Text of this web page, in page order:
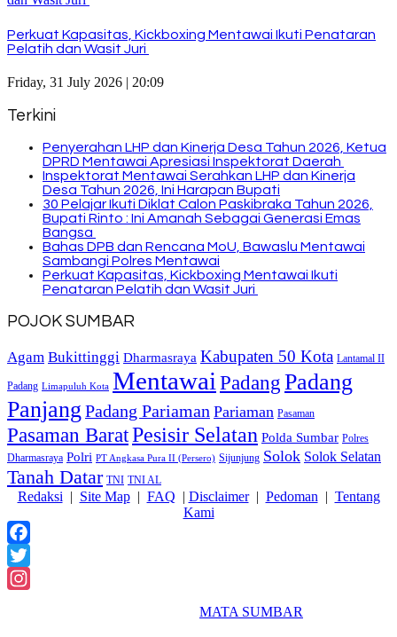
Perkuat Kapasitas, Kickboxing Mentawai Ikuti Penataran
Pelatih dan Wasit Juri
Friday, 31 July 2026 | 20:09
Terkini
Penyerahan LHP dan Kinerja Desa Tahun 2026, Ketua
DPRD Mentawai Apresiasi Inspektorat Daerah
Inspektorat Mentawai Serahkan LHP dan Kinerja
Desa Tahun 2026, Ini Harapan Bupati
30 Pelajar Ikuti Diklat Calon Paskibraka Tahun 2026,
Bupati Rinto : Ini Amanah Sebagai Generasi Emas
Bangsa
Bahas DPB dan Rencana MoU, Bawaslu Mentawai
Sambangi Polres Mentawai
Perkuat Kapasitas, Kickboxing Mentawai Ikuti
Penataran Pelatih dan Wasit Juri
POJOK SUMBAR
Agam Bukittinggi Dharmasraya Kabupaten 50 Kota Lantamal II
Padang Limapuluh Kota Mentawai PadangPadang
Panjang Padang Pariaman Pariaman Pasaman
Pasaman BaratPesisir Selatan Polda Sumbar Polres
Dharmasraya Polri PT Angkasa Pura II (Persero) Sijunjung Solok Solok Selatan
Tanah Datar TNI TNI AL
Redaksi | Site Map| FAQ | Disclaimer| Pedoman | Tentang
Kami
Facebook
Twitter
MATA SUMBAR